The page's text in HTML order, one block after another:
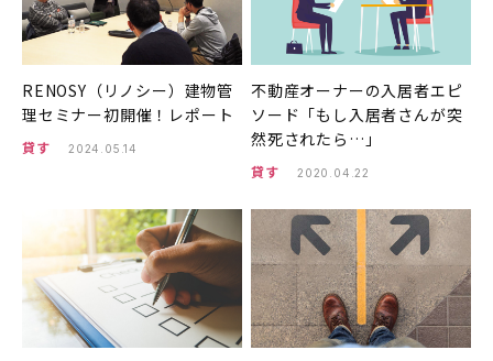
RENOSY（リノシー）建物管
理セミナー初開催！レポート
貸す 2024.05.14
不動産オーナーの入居者エピ
ソード「もし入居者さんが突
然死されたら…」
貸す 2020.04.22